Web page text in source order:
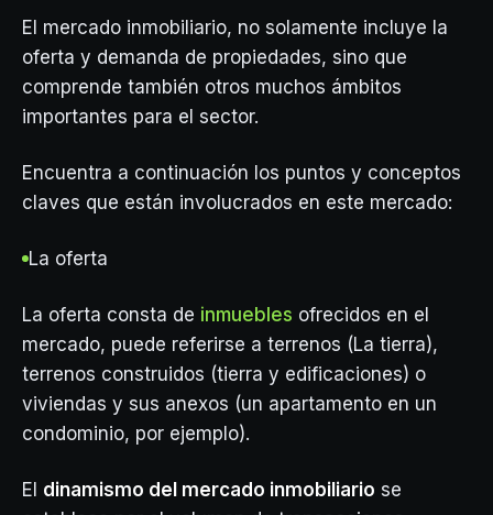
El mercado inmobiliario, no solamente incluye la
oferta y demanda de propiedades, sino que
comprende también otros muchos ámbitos
importantes para el sector.
Encuentra a continuación los puntos y conceptos
claves que están involucrados en este mercado:
La oferta
La oferta consta de inmuebles ofrecidos en el
mercado, puede referirse a terrenos (La tierra),
terrenos construidos (tierra y edificaciones) o
viviendas y sus anexos (un apartamento en un
condominio, por ejemplo).
El dinamismo del mercado inmobiliario se